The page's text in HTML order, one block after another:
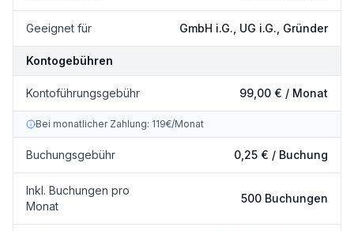
Geeignet für GmbH i.G., UG i.G., Gründer
Kontogebühren
Kontoführungsgebühr 99,00 € / Monat
Bei monatlicher Zahlung: 119€/Monat
Buchungsgebühr 0,25 € / Buchung
Inkl. Buchungen pro
Monat
500 Buchungen